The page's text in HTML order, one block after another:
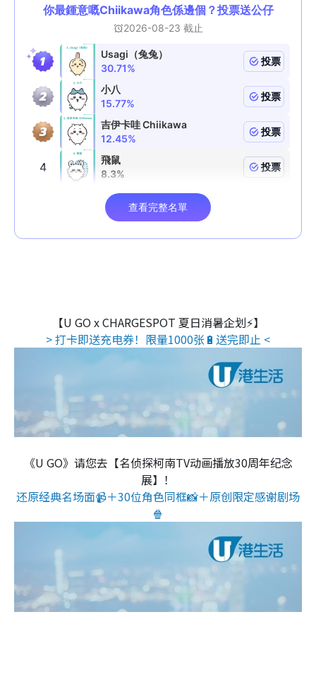
【U GO x CHARGESPOT 夏日消暑企划⚡】
> 打卡即送充电券！限量1000张🔋送完即止 <
《U GO》请您去【名侦探柯南TV动画播放30周年纪念
展】！
还原经典名场面📹＋30位角色同框📸＋原创限定感谢剧场
🍿